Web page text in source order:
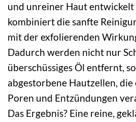
und unreiner Haut entwickelt
kombiniert die sanfte
mit der exfolierenden
Dadurch werden nicht nur
überschüssiges Öl entfernt,
abgestorbene Hautzellen,
Poren und Entzündungen
Das Ergebnis? Eine reine,